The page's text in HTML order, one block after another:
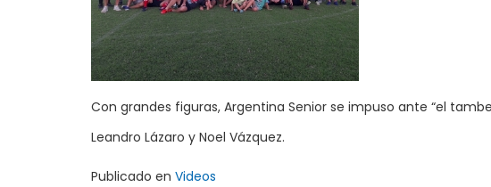
Con grandes figuras, Argentina Senior se impuso ante “el
Leandro Lázaro y Noel Vázquez.
Publicado en Videos